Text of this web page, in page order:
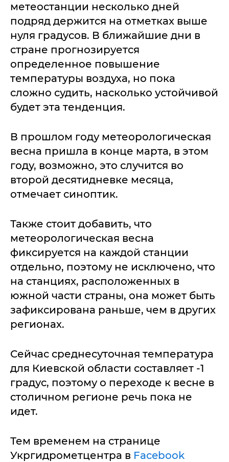
метеостанции несколько дней
подряд держится на отметках выше
нуля градусов. В ближайшие дни в
стране прогнозируется
определенное повышение
температуры воздуха, но пока
сложно судить, насколько устойчивой
будет эта тенденция.
В прошлом году метеорологическая
весна пришла в конце марта, в этом
году, возможно, это случится во
второй десятидневке месяца,
отмечает синоптик.
Также стоит добавить, что
метеорологическая весна
фиксируется на каждой станции
отдельно, поэтому не исключено, что
на станциях, расположенных в
южной части страны, она может быть
зафиксирована раньше, чем в других
регионах.
Сейчас среднесуточная температура
для Киевской области составляет -1
градус, поэтому о переходе к весне в
столичном регионе речь пока не
идет.
Тем временем на странице
Укргидрометцентра в Facebook